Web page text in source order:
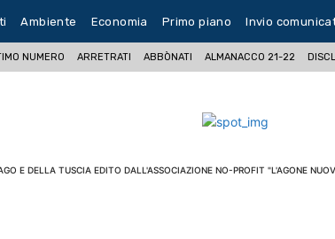
Ambiente Economia Primo piano Invio
NUMERO ARRETRATI ABBÒNATI ALMANACCO 21-22
E DELLA TUSCIA EDITO DALL'ASSOCIAZIONE NO-PROFIT "L'AGONE